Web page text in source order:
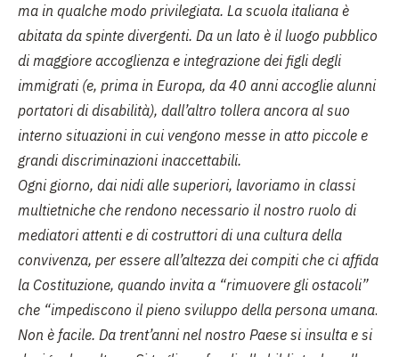
ma in qualche modo privilegiata. La scuola italiana è
abitata da spinte divergenti. Da un lato è il luogo pubblico
di maggiore accoglienza e integrazione dei figli degli
immigrati (e, prima in Europa, da 40 anni accoglie alunni
portatori di disabilità), dall’altro tollera ancora al suo
interno situazioni in cui vengono messe in atto piccole e
grandi discriminazioni inaccettabili.
Ogni giorno, dai nidi alle superiori, lavoriamo in classi
multietniche che rendono necessario il nostro ruolo di
mediatori attenti e di costruttori di una cultura della
convivenza, per essere all’altezza dei compiti che ci affida
la Costituzione, quando invita a “rimuovere gli ostacoli”
che “impediscono il pieno sviluppo della persona umana.
Non è facile. Da trent’anni nel nostro Paese si insulta e si